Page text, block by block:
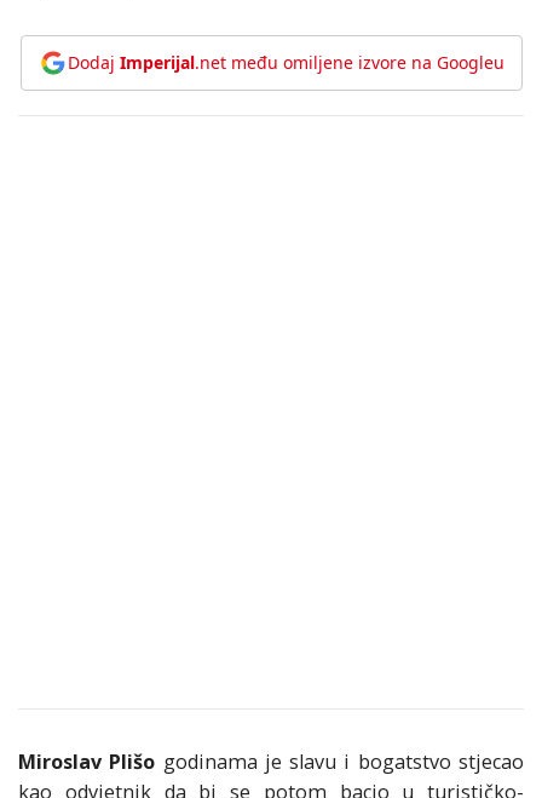
Dodaj Imperijal.net među omiljene izvore na Googleu
Miroslav Plišo godinama je slavu i bogatstvo stjecao
kao odvjetnik da bi se potom bacio u turističko-